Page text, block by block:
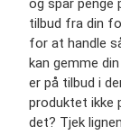
tilbud fra din
for at handle
kan gemme
er på tilbud i
produktet ikke
det? Tjek